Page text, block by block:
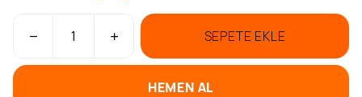
SEPETE EKLE
HEMEN AL